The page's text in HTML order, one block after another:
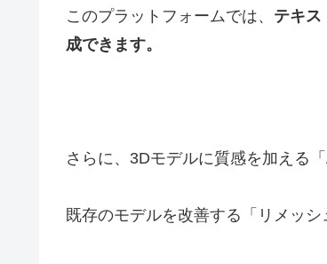
このプラットフォームでは、 テキス
成できます。
さらに、3Dモデルに質感を加える
既存のモデルを改善する「リメッ